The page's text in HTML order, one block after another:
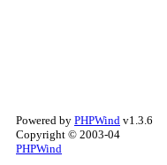
Powered by PHPWind v1.3.6
Copyright © 2003-04
PHPWind